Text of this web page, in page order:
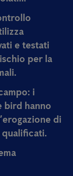
e testati
per la
i
bird hanno
di
qualificati.